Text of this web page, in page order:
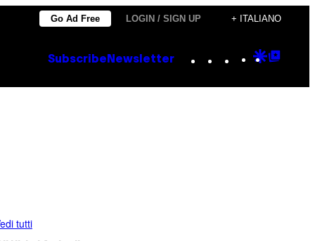
Go Ad Free LOGIN / SIGN UP + ITALIANO
Subscribe Newsletter Instagram
TikTok
YouTube
Google
tutti